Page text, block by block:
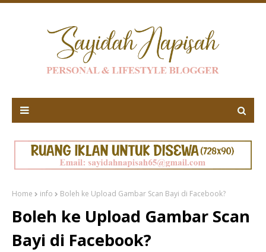
Home info Boleh ke Upload Gambar Scan Bayi di Facebook?
Boleh ke Upload Gambar Scan
Bayi di Facebook?